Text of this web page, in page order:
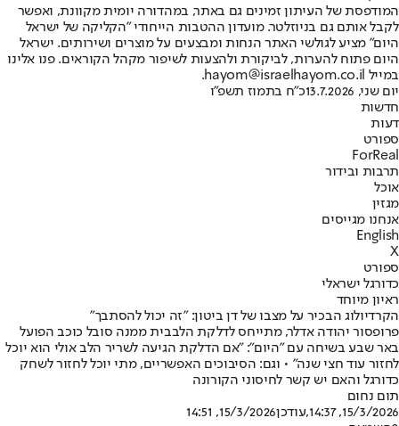
המודפסת של העיתון זמינים גם באתר, במהדורה יומית מקוונת, ואפשר
לקבל אותם גם בניוזלטר. מועדון ההטבות הייחודי "הקליקה של ישראל
היום" מציע לגולשי האתר הנחות ומבצעים על מוצרים ושירותים. ישראל
היום פתוח להערות, לביקורת ולהצעות לשיפור מקהל הקוראים. פנו אלינו
במייל hayom@israelhayom.co.il.
יום שני, 13.7.2026
כ"ח בתמוז תשפ"ו
חדשות
דעות
ספורט
ForReal
תרבות ובידור
אוכל
מגזין
אנחנו מגייסים
English
X
ספורט
כדורגל ישראלי
ראיון מיוחד
הקרדיולוג הבכיר על מצבו של דן ביטון: "זה יכול להסתבך"
פרופסור יהודה אדלר, מתייחס לדלקת הלבבית ממנה סובל כוכב הפועל
באר שבע בשיחה עם "היום": "אם הדלקת הגיעה לשריר הלב אולי הוא יוכל
לחזור עוד חצי שנה" • וגם: הסיבוכים האפשריים, מתי יוכל לחזור לשחק
כדורגל והאם יש קשר לחיסוני הקורונה
תום נחום
15/3/2026, 14:37
,עודכן15/3/2026, 14:51